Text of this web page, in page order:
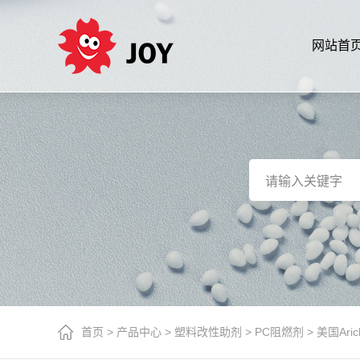
网站首
首页 > 产品中心 > 塑料改性助剂 > PC阻燃剂 > 美国